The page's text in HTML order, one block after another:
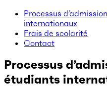
Processus
internationaux
Frais de scolarité
Contact
Processus
étudiants